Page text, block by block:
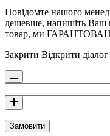
Повідомте нашого
дешевше, напишіть Ваш
товар, ми
Закрити Відкрити
Замовити